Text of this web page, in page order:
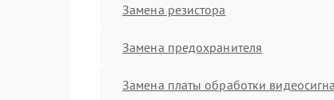
Замена резистора
Замена предохранителя
Замена платы обработки